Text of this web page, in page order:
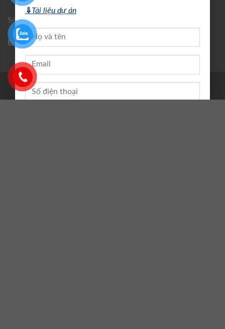
⇓Tài liệu dự án
Số điện thoại: 0915170332
Đại diện: Phạm Xuân Hải
TIN TỨC